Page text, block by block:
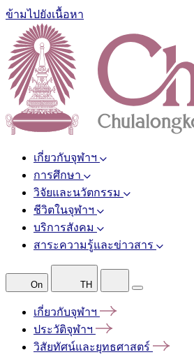
ข้ามไปยังเนื้อหา
เกี่ยวกับจุฬาฯ
การศึกษา
วิจัยและนวัตกรรม
ชีวิตในจุฬาฯ
บริการสังคม
สาระความรู้และข่าวสาร
On TH
เกี่ยวกับจุฬาฯ
ประวัติจุฬาฯ
วิสัยทัศน์และยุทธศาสตร์